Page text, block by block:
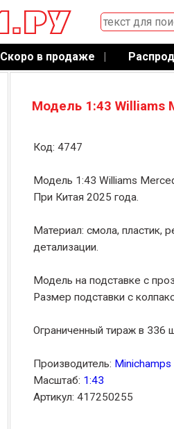
Скоро в продаже |
Модель 1:43 Williams
Код: 4747
Модель 1:43 Williams
При Китая 2025 года.
Материал: смола, пластик,
детализации.
Модель на подставке с
Размер подставки с
Ограниченный тираж в 336
Производитель: Minichamps
Масштаб: 1:43
Артикул: 417250255